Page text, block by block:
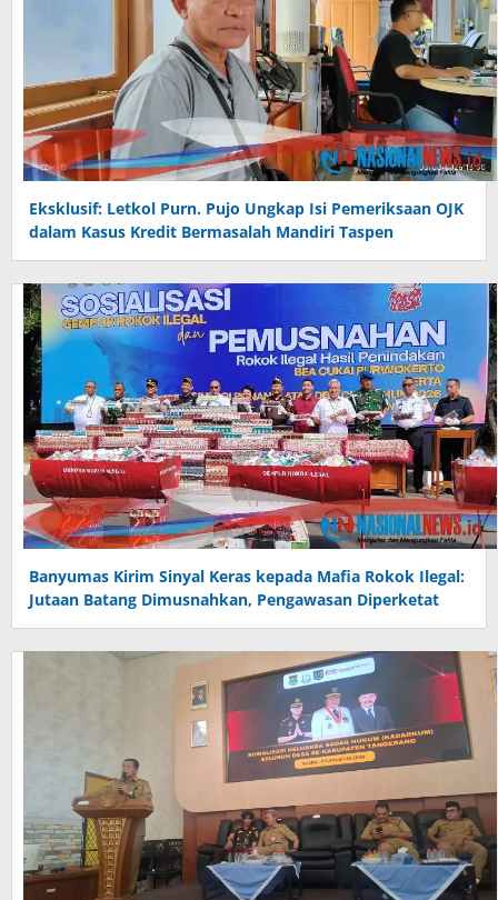
Eksklusif: Letkol Purn. Pujo Ungkap Isi Pemeriksaan OJK
dalam Kasus Kredit Bermasalah Mandiri Taspen
Banyumas Kirim Sinyal Keras kepada Mafia Rokok Ilegal:
Jutaan Batang Dimusnahkan, Pengawasan Diperketat